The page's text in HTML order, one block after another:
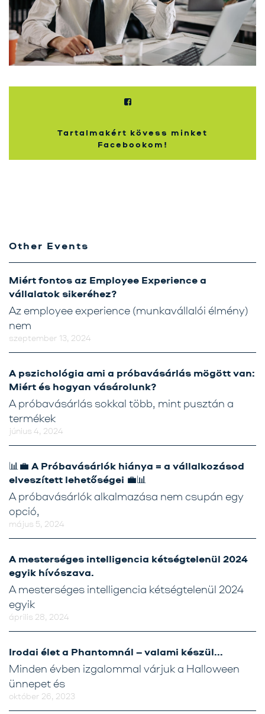
Tartalmakért kövess minket
Facebookom!
Other Events
Miért fontos az Employee Experience a
vállalatok sikeréhez?
szeptember 13, 2024
Az employee experience (munkavállalói élmény)
nem
A pszichológia ami a próbavásárlás mögött van:
Miért és hogyan vásárolunk?
június 4, 2024
A próbavásárlás sokkal több, mint pusztán a
termékek
📊💼 A Próbavásárlók hiánya = a vállalkozásod
elveszített lehetőségei 💼📊
május 5, 2024
A próbavásárlók alkalmazása nem csupán egy
opció,
A mesterséges intelligencia kétségtelenül 2024
egyik hívószava.
április 28, 2024
A mesterséges intelligencia kétségtelenül 2024
egyik
Irodai élet a Phantomnál – valami készül…
október 26, 2023
Minden évben izgalommal várjuk a Halloween
ünnepet és